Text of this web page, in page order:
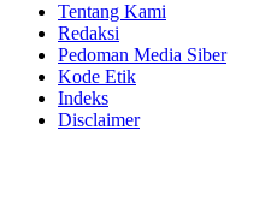
Tentang Kami
Redaksi
Pedoman Media Siber
Kode Etik
Indeks
Disclaimer